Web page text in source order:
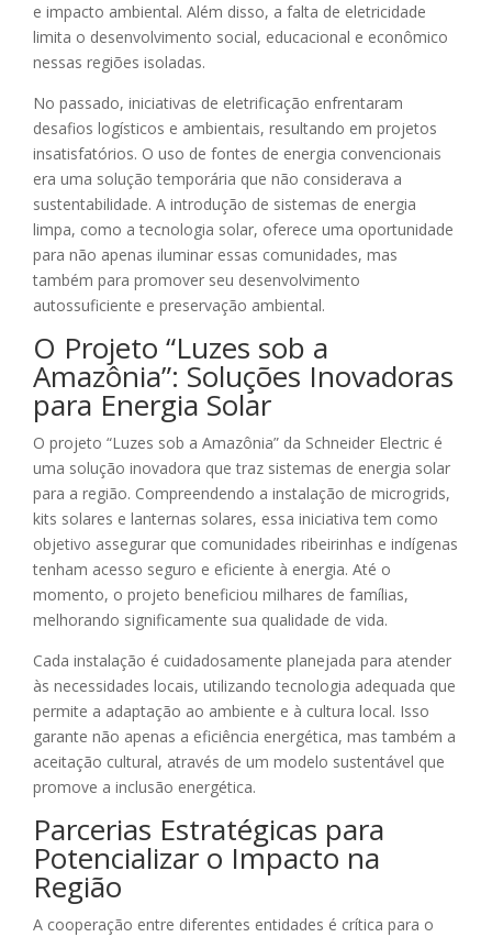
e impacto ambiental. Além disso, a falta de eletricidade
limita o desenvolvimento social, educacional e econômico
nessas regiões isoladas.
No passado, iniciativas de eletrificação enfrentaram
desafios logísticos e ambientais, resultando em projetos
insatisfatórios. O uso de fontes de energia convencionais
era uma solução temporária que não considerava a
sustentabilidade. A introdução de sistemas de energia
limpa, como a tecnologia solar, oferece uma oportunidade
para não apenas iluminar essas comunidades, mas
também para promover seu desenvolvimento
autossuficiente e preservação ambiental.
O Projeto “Luzes sob a
Amazônia”: Soluções Inovadoras
para Energia Solar
O projeto “Luzes sob a Amazônia” da Schneider Electric é
uma solução inovadora que traz sistemas de energia solar
para a região. Compreendendo a instalação de microgrids,
kits solares e lanternas solares, essa iniciativa tem como
objetivo assegurar que comunidades ribeirinhas e indígenas
tenham acesso seguro e eficiente à energia. Até o
momento, o projeto beneficiou milhares de famílias,
melhorando significamente sua qualidade de vida.
Cada instalação é cuidadosamente planejada para atender
às necessidades locais, utilizando tecnologia adequada que
permite a adaptação ao ambiente e à cultura local. Isso
garante não apenas a eficiência energética, mas também a
aceitação cultural, através de um modelo sustentável que
promove a inclusão energética.
Parcerias Estratégicas para
Potencializar o Impacto na
Região
A cooperação entre diferentes entidades é crítica para o